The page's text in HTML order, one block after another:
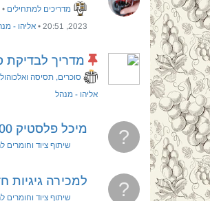
מדריכים למתחילים •
2023, 20:51
• אליהו -
מדריך לבדיקת
סוכרים, תסיסה ואלכוהול
אליהו - מנהל
? מיכל פלסטיק 200 ליטר
שיתוף ציוד וחומרים
? למכירה גיגיות חדשות
שיתוף ציוד וחומרים